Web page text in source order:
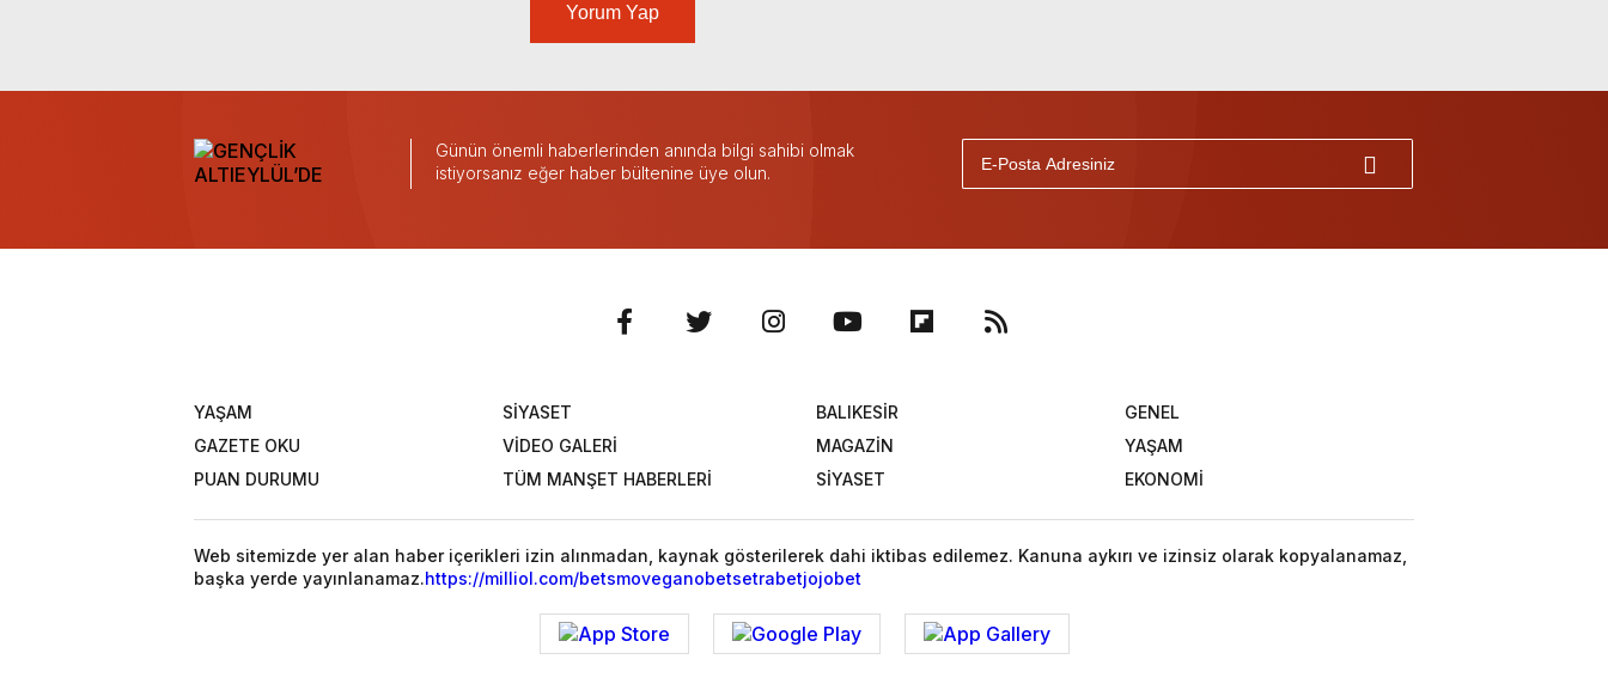
Yorum Yap
Günün önemli haberlerinden anında bilgi sahibi olmak
istiyorsanız eğer haber bültenine üye olun.
YAŞAM
SİYASET
GAZETE OKU
VİDEO GALERİ
PUAN DURUMU
TÜM MANŞET HABERLERİ
BALIKESİR
GENEL
MAGAZİN
YAŞAM
SİYASET
EKONOMİ
Web sitemizde yer alan haber içerikleri izin alınmadan, kaynak gösterilerek dahi iktibas edilemez. Kanuna aykırı ve izinsiz olarak kopyalanamaz,
başka yerde yayınlanamaz.https://milliol.com/betsmoveganobetsetrabetjojobet